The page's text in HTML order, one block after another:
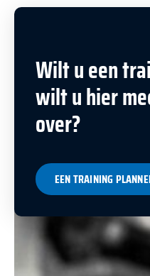
Wilt u een
wilt u hier
over?
EEN TRAINING